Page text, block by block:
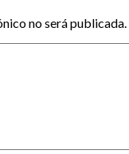
no será publicada.